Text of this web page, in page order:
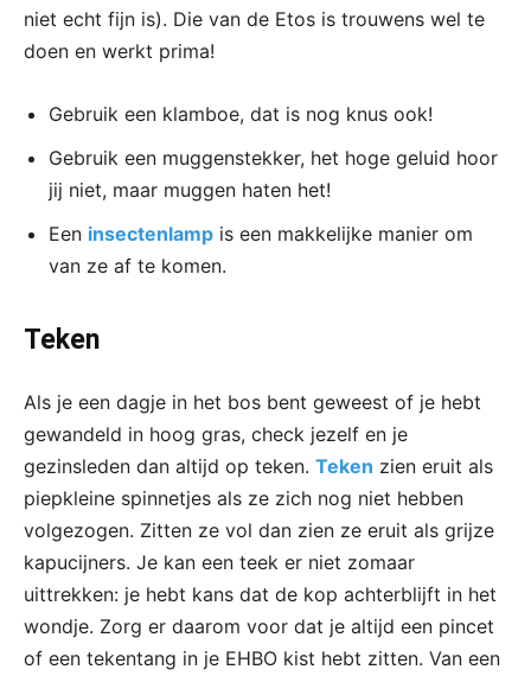
niet echt fijn is). Die van de Etos is trouwens wel te
doen en werkt prima!
Gebruik een klamboe, dat is nog knus ook!
Gebruik een muggenstekker, het hoge geluid hoor
jij niet, maar muggen haten het!
Een insectenlamp is een makkelijke manier om
van ze af te komen.
Teken
Als je een dagje in het bos bent geweest of je hebt
gewandeld in hoog gras, check jezelf en je
gezinsleden dan altijd op teken. Teken zien eruit als
piepkleine spinnetjes als ze zich nog niet hebben
volgezogen. Zitten ze vol dan zien ze eruit als grijze
kapucijners. Je kan een teek er niet zomaar
uittrekken: je hebt kans dat de kop achterblijft in het
wondje. Zorg er daarom voor dat je altijd een pincet
of een tekentang in je EHBO kist hebt zitten. Van een